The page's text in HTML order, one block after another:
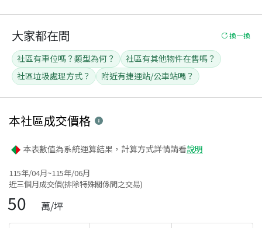
大家都在問 換一換
社區有車位嗎？類型為何？
社區有其他物件在售嗎？
社區垃圾處理方式？
附近有捷運站/公車站嗎？
本社區成交價格
本表數值為系統運算結果，計算方式詳情請看說明
115年/04月~115年/06月
近三個月成交價(排除特殊關係間之交易)
50 萬/坪